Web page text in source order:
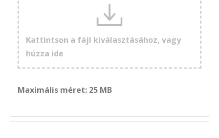
Kattintson a fájl kiválasztásához, vagy
húzza ide
Maximális méret: 25 MB